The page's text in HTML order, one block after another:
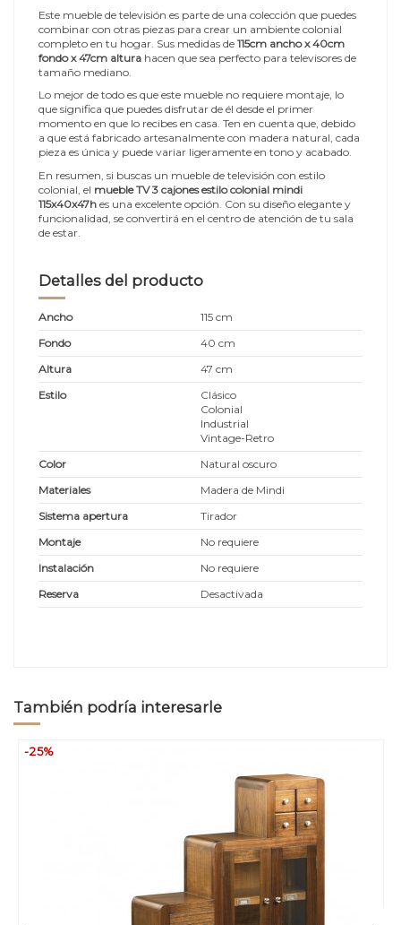
Este mueble de televisión es parte de una colección que puedes
combinar con otras piezas para crear un ambiente colonial
completo en tu hogar. Sus medidas de 115cm ancho x 40cm
fondo x 47cm altura hacen que sea perfecto para televisores de
tamaño mediano.
Lo mejor de todo es que este mueble no requiere montaje, lo
que significa que puedes disfrutar de él desde el primer
momento en que lo recibes en casa. Ten en cuenta que, debido
a que está fabricado artesanalmente con madera natural, cada
pieza es única y puede variar ligeramente en tono y acabado.
En resumen, si buscas un mueble de televisión con estilo
colonial, el mueble TV 3 cajones estilo colonial mindi
115x40x47h es una excelente opción. Con su diseño elegante y
funcionalidad, se convertirá en el centro de atención de tu sala
de estar.
Detalles del producto
Ancho
115 cm
Fondo
40 cm
Altura
47 cm
Estilo
Clásico
Colonial
Industrial
Vintage-Retro
Color
Natural oscuro
Materiales
Madera de Mindi
Sistema apertura
Tirador
Montaje
No requiere
Instalación
No requiere
Reserva
Desactivada
También podría interesarle
-25%